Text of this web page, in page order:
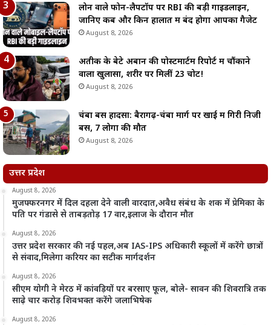
लोन वाले फोन-लैपटॉप पर RBI की बड़ी गाइडलाइन,
जानिए कब और किन हालात में बंद होगा आपका गैजेट
August 8, 2026
अतीक के बेटे अबान की पोस्टमार्टम रिपोर्ट में चौंकाने
वाला खुलासा, शरीर पर मिलीं 23 चोटें!
August 8, 2026
चंबा बस हादसा: बैरागढ़-चंबा मार्ग पर खाई में गिरी निजी
बस, 7 लोगों की मौत
August 8, 2026
उत्तर प्रदेश
August 8, 2026
मुजफ्फरनगर में दिल दहला देने वाली वारदात,अवैध संबंध के शक में प्रेमिका के
पति पर गंडासे से ताबड़तोड़ 17 वार,इलाज के दौरान मौत
August 8, 2026
उत्तर प्रदेश सरकार की नई पहल,अब IAS-IPS अधिकारी स्कूलों में करेंगे छात्रों
से संवाद,मिलेगा करियर का सटीक मार्गदर्शन
August 8, 2026
सीएम योगी ने मेरठ में कांवड़ियों पर बरसाए फूल, बोले- सावन की शिवरात्रि तक
साढ़े चार करोड़ शिवभक्त करेंगे जलाभिषेक
August 8, 2026